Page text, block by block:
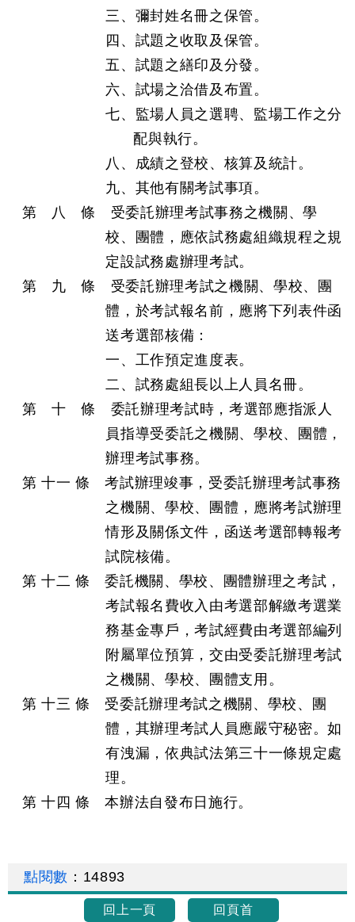
三、彌封姓名冊之保管。
四、試題之收取及保管。
五、試題之繕印及分發。
六、試場之洽借及布置。
七、監場人員之選聘、監場工作之分
配與執行。
八、成績之登校、核算及統計。
九、其他有關考試事項。
第 八 條 受委託辦理考試事務之機關、學
校、團體，應依試務處組織規程之規
定設試務處辦理考試。
第 九 條 受委託辦理考試之機關、學校、團
體，於考試報名前，應將下列表件函
送考選部核備：
一、工作預定進度表。
二、試務處組長以上人員名冊。
第 十 條 委託辦理考試時，考選部應指派人
員指導受委託之機關、學校、團體，
辦理考試事務。
第 十一 條 考試辦理竣事，受委託辦理考試事務
之機關、學校、團體，應將考試辦理
情形及關係文件，函送考選部轉報考
試院核備。
第 十二 條 委託機關、學校、團體辦理之考試，
考試報名費收入由考選部解繳考選業
務基金專戶，考試經費由考選部編列
附屬單位預算，交由受委託辦理考試
之機關、學校、團體支用。
第 十三 條 受委託辦理考試之機關、學校、團
體，其辦理考試人員應嚴守秘密。如
有洩漏，依典試法第三十一條規定處
理。
第 十四 條 本辦法自發布日施行。
點閱數 ： 14893
回上一頁 回頁首